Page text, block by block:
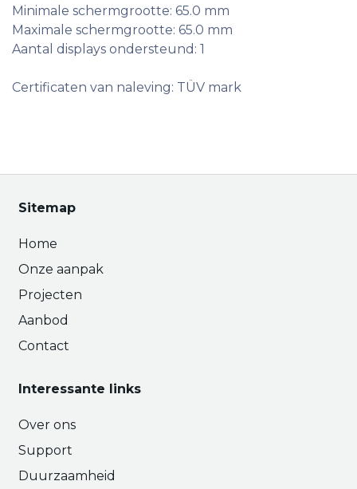
Minimale schermgrootte: 65.0 mm
Maximale schermgrootte: 65.0 mm
Aantal displays ondersteund: 1
Certificaten van naleving: TÜV mark
Sitemap
Home
Onze aanpak
Projecten
Aanbod
Contact
Interessante links
Over ons
Support
Duurzaamheid